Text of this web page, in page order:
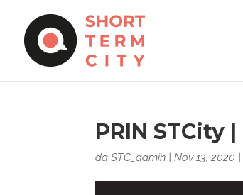
PRIN STCity
daSTC_admin |Nov 13, 2020